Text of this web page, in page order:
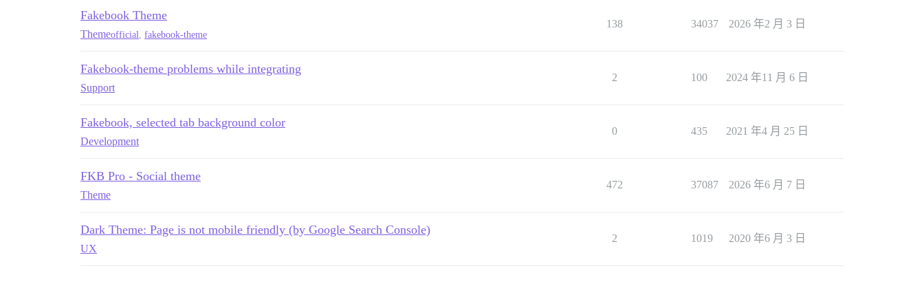
Fakebook Theme
Themeofficial fakebook-theme
138 34037 2026 年2 月 3 日
Fakebook-theme problems while integrating
Support
2 100 2024 年11 月 6 日
Fakebook, selected tab background color
Development
0 435 2021 年4 月 25 日
FKB Pro - Social theme
Theme
472 37087 2026 年6 月 7 日
Dark Theme: Page is not mobile friendly (by Google Search Console)
UX
2 1019 2020 年6 月 3 日